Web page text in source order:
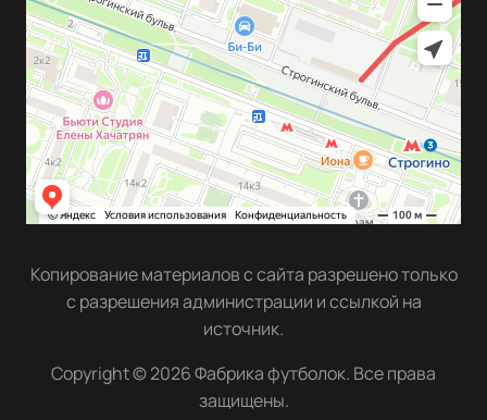
Копирование материалов с сайта разрешено только
с разрешения администрации и ссылкой на
источник.
Copyright © 2026 Фабрика футболок. Все права
защищены.